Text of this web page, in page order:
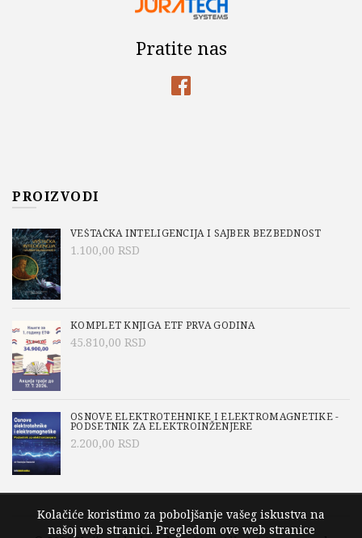
Pratite nas
PROIZVODI
VEŠTAČKA INTELIGENCIJA I SAJBER BEZBEDNOST
1.100,00 RSD
KOMPLET KNJIGA ETF PRVA GODINA
45.810,00 RSD
OSNOVE ELEKTROTEHNIKE I ELEKTROMAGNETIKE -
PODSETNIK ZA ELEKTROINŽENJERE
2.200,00 RSD
Kolačiće koristimo za poboljšanje vašeg iskustva na
našoj web stranici. Pregledom ove web stranice